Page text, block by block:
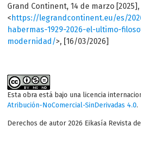
Grand Continent, 14 de marzo [2025],
<https://legrandcontinent.eu/es/
habermas-1929-2026-el-ultimo-
modernidad/>, [16/03/2026]
Esta obra está bajo una licencia
Atribución-NoComercial-SinDerivadas 4.0.
Derechos de autor 2026 Eikasía Revista